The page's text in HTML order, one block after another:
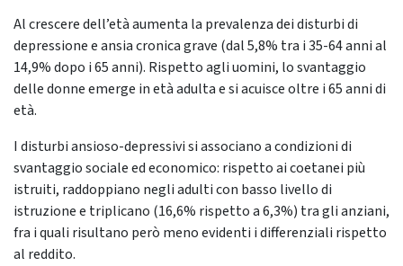
Al crescere dell’età aumenta la prevalenza dei disturbi di
depressione e ansia cronica grave (dal 5,8% tra i 35-64 anni al
14,9% dopo i 65 anni). Rispetto agli uomini, lo svantaggio
delle donne emerge in età adulta e si acuisce oltre i 65 anni di
età.
I disturbi ansioso-depressivi si associano a condizioni di
svantaggio sociale ed economico: rispetto ai coetanei più
istruiti, raddoppiano negli adulti con basso livello di
istruzione e triplicano (16,6% rispetto a 6,3%) tra gli anziani,
fra i quali risultano però meno evidenti i differenziali rispetto
al reddito.